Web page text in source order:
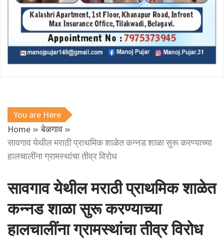
You are Here
Home
बेळगाव
सावगाव येथील मराठी प्राथमिक शाळेत कन्नड शाळा सुरू करण्याच्या
हालचालींना ग्रामस्थांचा तीव्र विरोध
सावगाव येथील मराठी प्राथमिक शाळेत
कन्नड शाळा सुरू करण्याच्या
हालचालींना ग्रामस्थांचा तीव्र विरोध